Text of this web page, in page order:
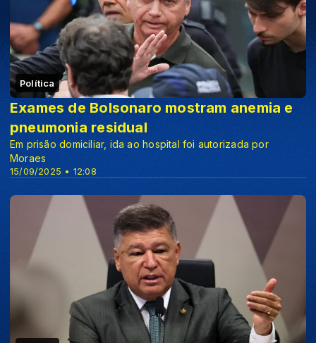
Política
15/09/2025 • 12:08
Exames de Bolsonaro mostram anemia e
pneumonia residual
Em prisão domiciliar, ida ao hospital foi autorizada por
Moraes